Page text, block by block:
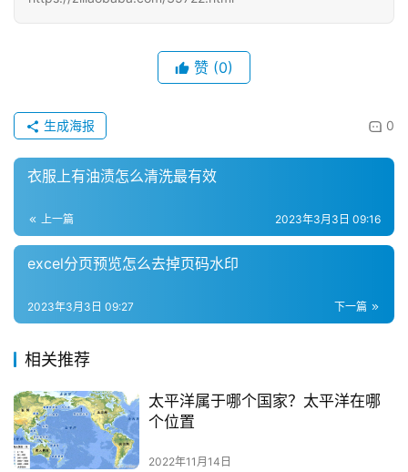
赞 (0)
0
生成海报
衣服上有油渍怎么清洗最有效
上一篇 2023年3月3日 09:16
excel分页预览怎么去掉页码水印
下一篇
2023年3月3日 09:27
相关推荐
太平洋属于哪个国家？太平洋在哪
个位置
2022年11月14日